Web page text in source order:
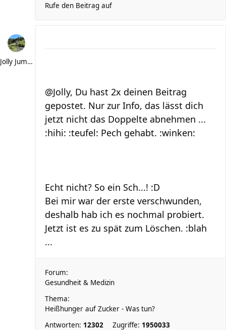
Rufe den Beitrag auf
Jolly Jumper
@Jolly, Du hast 2x deinen Beitrag
gepostet. Nur zur Info, das lässt dich
jetzt nicht das Doppelte abnehmen ...
:hihi: :teufel: Pech gehabt. :winken:
Echt nicht? So ein Sch...! :D
Bei mir war der erste verschwunden,
deshalb hab ich es nochmal probiert.
Jetzt ist es zu spät zum Löschen. :blah
...
Forum:
Gesundheit & Medizin
Thema:
Heißhunger auf Zucker - Was tun?
Antworten: 12302 Zugriffe: 1950033